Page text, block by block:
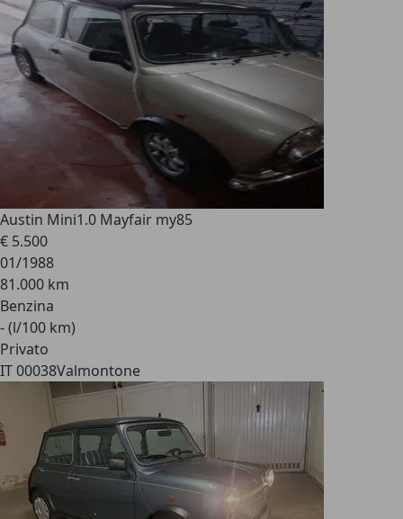
Austin Mini1.0 Mayfair my85
€ 5.500
01/1988
81.000 km
Benzina
- (l/100 km)
Privato
IT 00038Valmontone